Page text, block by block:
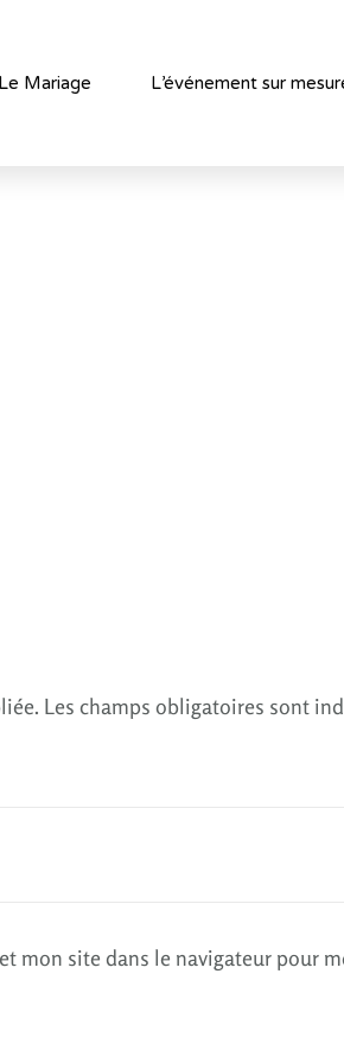
Le Mariage L’événement sur
Les champs obligatoires sont
mon site dans le navigateur pour